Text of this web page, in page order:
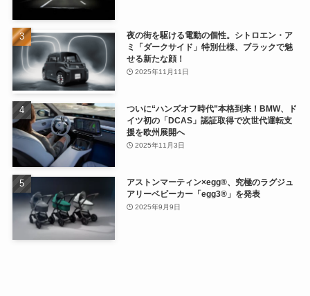
夜の街を駆ける電動の個性。シトロエン・ア
ミ「ダークサイド」特別仕様、ブラックで魅
せる新たな顔！
2025年11月11日
ついに“ハンズオフ時代”本格到来！BMW、ド
イツ初の「DCAS」認証取得で次世代運転支
援を欧州展開へ
2025年11月3日
アストンマーティン×egg®、究極のラグジュ
アリーベビーカー「egg3®」を発表
2025年9月9日